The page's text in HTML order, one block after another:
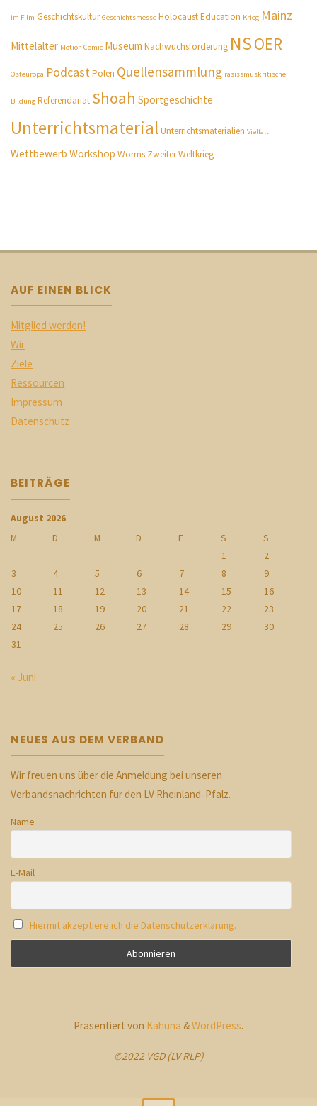
im Film Geschichtskultur Geschichtsmesse Holocaust Education Krieg Mainz
Mittelalter Motion Comic Museum Nachwuchsförderung NSOER
Osteuropa Podcast Polen Quellensammlung rasissmuskritische
Bildung Referendariat Shoah Sportgeschichte
UnterrichtsmaterialUnterrichtsmaterialien Vielfalt
Wettbewerb Workshop Worms Zweiter Weltkrieg
AUF EINEN BLICK
Mitglied werden!
Wir
Ziele
Ressourcen
Impressum
Datenschutz
BEITRÄGE
August 2026
M
D M D F S
S
1
2
3
4 5 6 7 8
9
10
11 12 13 14 15
16
17
18 19 20 21 22
23
24
25 26 27 28 29
30
31
« Juni
NEUES AUS DEM VERBAND
Wir freuen uns über die Anmeldung bei unseren
Verbandsnachrichten für den LV Rheinland-Pfalz.
Name
E-Mail
Hiermit akzeptiere ich die Datenschutzerklärung.
Präsentiert von Kahuna &WordPress.
©2022 VGD (LV RLP)